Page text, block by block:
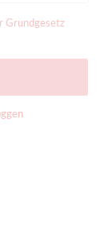
Grundgesetz